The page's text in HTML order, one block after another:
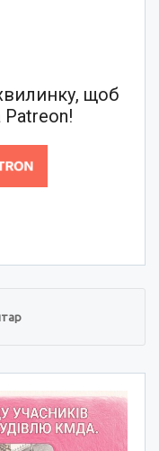
щоб
Patreon!